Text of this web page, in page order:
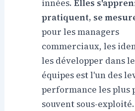
innées.Elles
pratiquent, se
pour les managers
commerciaux, les
les développer dans
équipes est l'un des
performance les plus
souvent sous-exploité.